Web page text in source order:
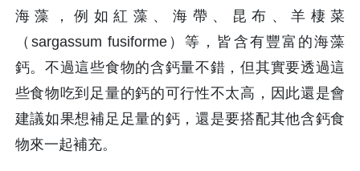
海藻，例如紅藻、海帶、昆布、羊棲菜
（sargassum fusiforme）等，皆含有豐富的海藻
鈣。不過這些食物的含鈣量不錯，但其實要透過這
些食物吃到足量的鈣的可行性不太高，因此還是會
建議如果想補足足量的鈣，還是要搭配其他含鈣食
物來一起補充。